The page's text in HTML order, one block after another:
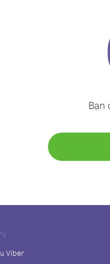
Bạn
Viber